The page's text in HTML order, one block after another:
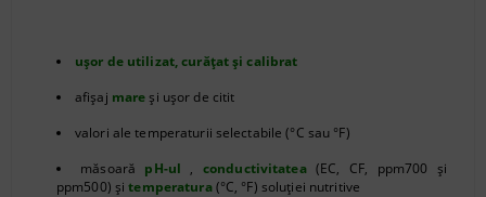
ușor de utilizat, curățat și calibrat
afișaj mareși ușor de citit
valori ale temperaturii selectabile (°C sau °F)
măsoară pH-ul , conductivitatea(EC, CF, ppm700 și
ppm500) șitemperatura(°C, °F) soluției nutritive